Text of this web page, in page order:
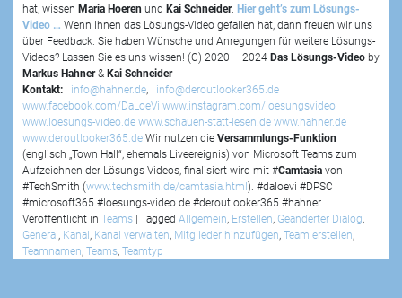
hat, wissen Maria Hoeren und Kai Schneider. Hier geht’s zum Lösungs-
Video … Wenn Ihnen das Lösungs-Video gefallen hat, dann freuen wir uns
über Feedback. Sie haben Wünsche und Anregungen für weitere Lösungs-
Videos? Lassen Sie es uns wissen! (C) 2020 – 2024 Das Lösungs-Video by
Markus Hahner& Kai Schneider
Kontakt:
info@hahner.de, info@deroutlooker365.de
www.facebook.com/DaLoeVi www.instagram.com/loesungsvideo
www.loesungs-video.de www.schauen-statt-lesen.de www.hahner.de
www.deroutlooker365.de Wir nutzen die Versammlungs-Funktion
(englisch „Town Hall“, ehemals Liveereignis) von Microsoft Teams zum
Aufzeichnen der Lösungs-Videos, finalisiert wird mit #Camtasia von
#TechSmith (www.techsmith.de/camtasia.html). #daloevi #DPSC
#microsoft365 #loesungs-video.de #deroutlooker365 #hahner
Veröffentlicht in Teams | Tagged Allgemein, Erstellen, Geänderter Dialog,
General, Kanal, Kanal verwalten, Mitglieder hinzufügen, Team erstellen,
Teamnamen, Teams, Teamtyp